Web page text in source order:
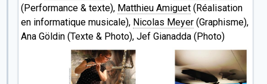
(Performance & texte), Matthieu Amiguet (Réalisation
en informatique musicale), Nicolas Meyer (Graphisme),
Ana Göldin (Texte & Photo), Jef Gianadda (Photo)